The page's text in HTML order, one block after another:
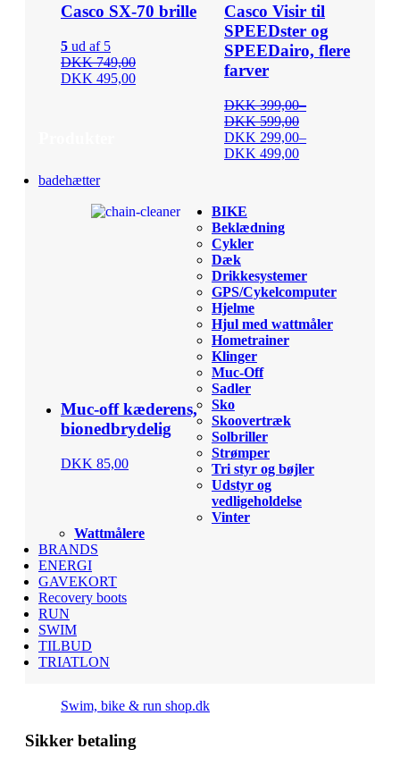
Casco SX-70 brille
5 ud af 5
DKK 749,00
DKK 495,00
Casco Visir til
SPEEDster og
SPEEDairo, flere
farver
DKK 399,00–
DKK 599,00
DKK 299,00–
DKK 499,00
Muc-off kæderens,
bionedbrydelig
DKK 85,00
badehætter
BIKE
Beklædning
Cykler
Dæk
Drikkesystemer
GPS/Cykelcomputer
Hjelme
Hjul med wattmåler
Hometrainer
Klinger
Muc-Off
Sadler
Sko
Skoovertræk
Solbriller
Strømper
Tri styr og bøjler
Udstyr og
vedligeholdelse
Vinter
Wattmålere
BRANDS
ENERGI
GAVEKORT
Recovery boots
RUN
SWIM
TILBUD
TRIATLON
Swim, bike & run shop.dk
Sikker betaling